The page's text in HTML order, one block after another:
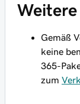
Gemäß
keine
365-
zum